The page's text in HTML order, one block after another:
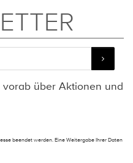
über Aktionen und
beendet werden. Eine Weitergabe Ihrer Daten